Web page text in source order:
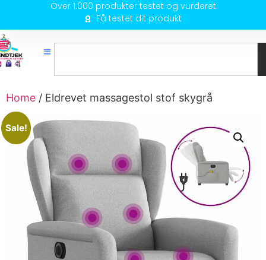
Over 1.000 produkter testet og vurderet
Få testet dit produkt
Home / Eldrevet massagestol stof skygrå
Sale!